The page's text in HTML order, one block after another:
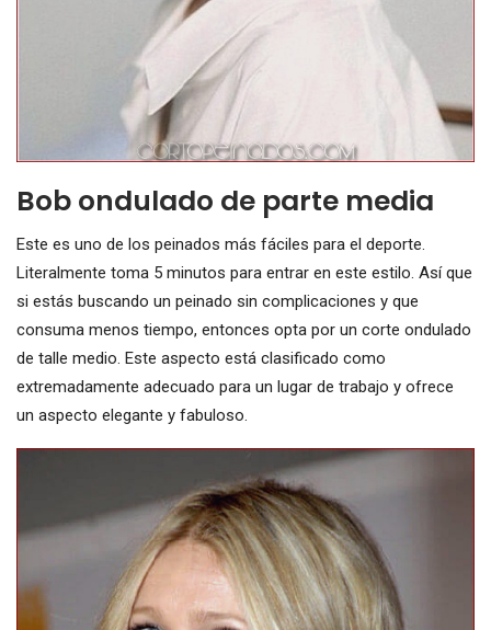
Bob ondulado de parte media
Este es uno de los peinados más fáciles para el deporte.
Literalmente toma 5 minutos para entrar en este estilo. Así que
si estás buscando un peinado sin complicaciones y que
consuma menos tiempo, entonces opta por un corte ondulado
de talle medio. Este aspecto está clasificado como
extremadamente adecuado para un lugar de trabajo y ofrece
un aspecto elegante y fabuloso.